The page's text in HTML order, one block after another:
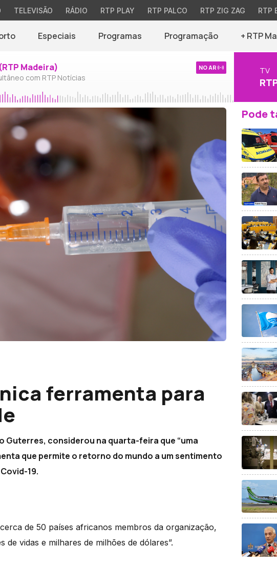
TELEVISÃO RÁDIO RTP PLAY RTP PALCO RTP ZIG ZAG RTP
Especiais Programas Programação + RTP
Madeira)
com RTP Notícias
NO AR TV
ferramenta para
Guterres, considerou na quarta-feira que “uma
que permite o retorno do mundo a um sentimento
19.
de 50 países africanos membros da organização,
vidas e milhares de milhões de dólares”.
Pode